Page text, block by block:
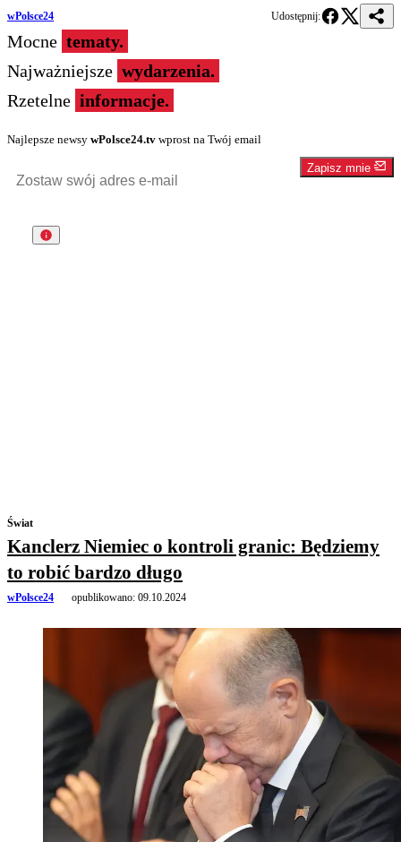
wPolsce24 Udostępnij:
Mocne tematy.
Najważniejsze wydarzenia.
Rzetelne informacje.
Najlepsze newsy wPolsce24.tv wprost na Twój email
Zapisz mnie
Świat
Kanclerz Niemiec o kontroli granic: Będziemy
to robić bardzo długo
wPolsce24 opublikowano: 09.10.2024